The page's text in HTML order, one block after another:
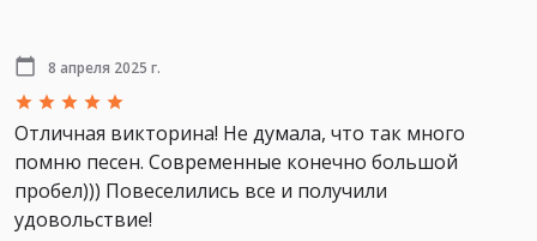
8 апреля 2025 г.
Отличная викторина! Не думала, что так много
помню песен. Современные конечно большой
пробел))) Повеселились все и получили
удовольствие!